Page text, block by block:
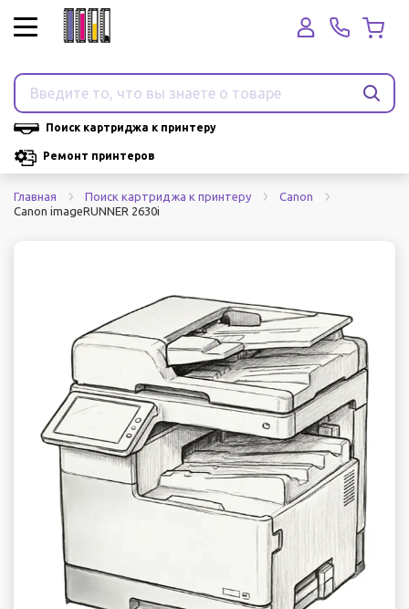
Поиск картриджа к принтеру
Ремонт принтеров
Главная Поиск картриджа к принтеру
Canon
Canon imageRUNNER 2630i